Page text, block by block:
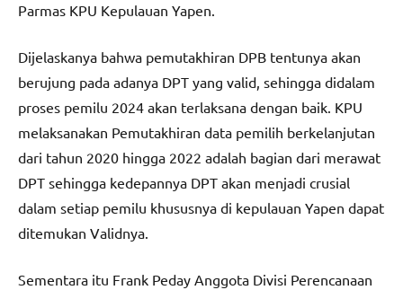
Parmas KPU Kepulauan Yapen.
Dijelaskanya bahwa pemutakhiran DPB tentunya akan
berujung pada adanya DPT yang valid, sehingga didalam
proses pemilu 2024 akan terlaksana dengan baik. KPU
melaksanakan Pemutakhiran data pemilih berkelanjutan
dari tahun 2020 hingga 2022 adalah bagian dari merawat
DPT sehingga kedepannya DPT akan menjadi crusial
dalam setiap pemilu khususnya di kepulauan Yapen dapat
ditemukan Validnya.
Sementara itu Frank Peday Anggota Divisi Perencanaan